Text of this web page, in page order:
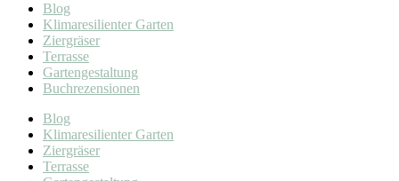
Blog
Klimaresilienter Garten
Ziergräser
Terrasse
Gartengestaltung
Buchrezensionen
Blog
Klimaresilienter Garten
Ziergräser
Terrasse